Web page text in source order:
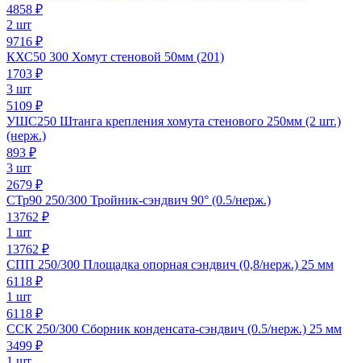
4858 ₽
2 шт
9716 ₽
КХС50 300 Хомут стеновой 50мм (201)
1703 ₽
3 шт
5109 ₽
УШС250 Штанга крепления хомута стенового 250мм (2 шт.)
(нерж.)
893 ₽
3 шт
2679 ₽
СТр90 250/300 Тройник-сэндвич 90° (0.5/нерж.)
13762 ₽
1 шт
13762 ₽
СПП 250/300 Площадка опорная сэндвич (0,8/нерж.) 25 мм
6118 ₽
1 шт
6118 ₽
ССК 250/300 Сборник конденсата-сэндвич (0.5/нерж.) 25 мм
3499 ₽